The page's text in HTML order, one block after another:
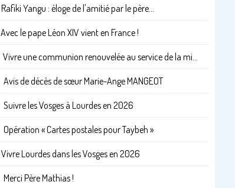
Rafiki Yangu : éloge de l'amitié par le père...
Avec le pape Léon XIV vient en France !
Vivre une communion renouvelée au service de la mi...
Avis de décès de sœur Marie-Ange MANGEOT
Suivre les Vosges à Lourdes en 2026
Opération « Cartes postales pour Taybeh »
Vivre Lourdes dans les Vosges en 2026
Merci Père Mathias !